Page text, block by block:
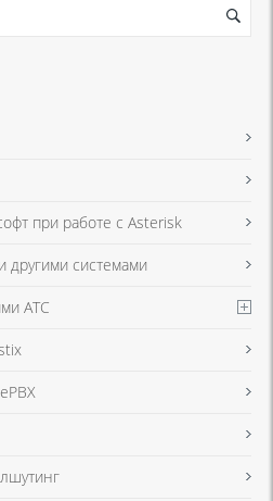
моих персональных данных для связи
в отношении обработки персональных
моих персональных данных для связи
в отношении обработки персональных
при работе с Asterisk
другими системами
АТС